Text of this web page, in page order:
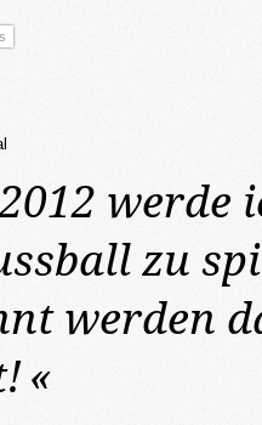
werde
zu
werden
«